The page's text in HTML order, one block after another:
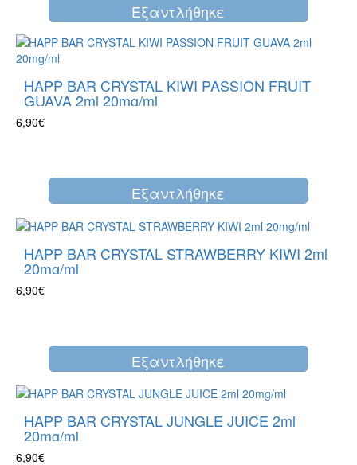
Eξαντλήθηκε
HAPP BAR CRYSTAL KIWI PASSION FRUIT
GUAVA 2ml 20mg/ml
6,90€
Eξαντλήθηκε
HAPP BAR CRYSTAL STRAWBERRY KIWI 2ml
20mg/ml
6,90€
Eξαντλήθηκε
HAPP BAR CRYSTAL JUNGLE JUICE 2ml
20mg/ml
6,90€